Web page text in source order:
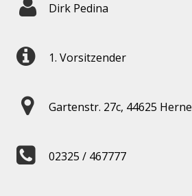
Dirk Pedina
1. Vorsitzender
Gartenstr. 27c, 44625 Herne
02325 / 467777